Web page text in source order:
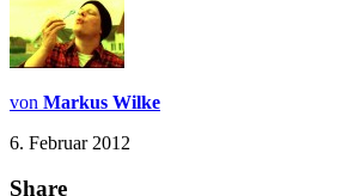
von Markus Wilke
6. Februar 2012
Share